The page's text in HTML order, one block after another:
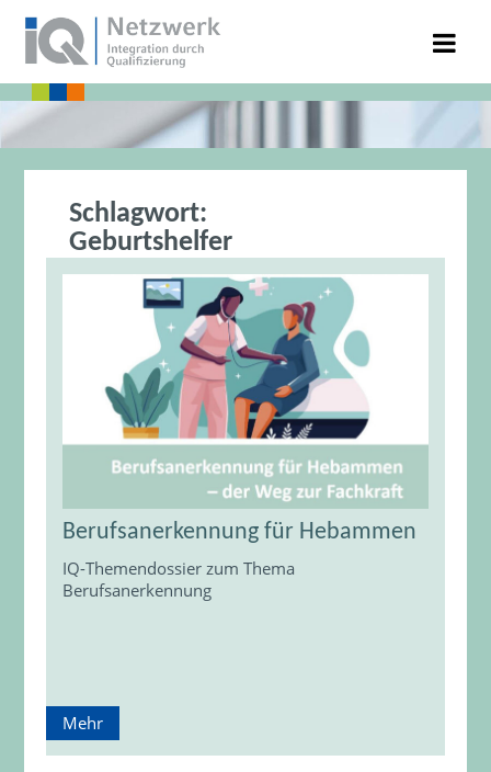
Schlagwort:
Geburtshelfer
Berufsanerkennung für Hebammen
IQ-Themendossier zum Thema
Berufsanerkennung
Mehr